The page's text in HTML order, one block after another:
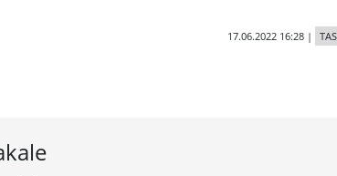
17.06.2022 16:28|